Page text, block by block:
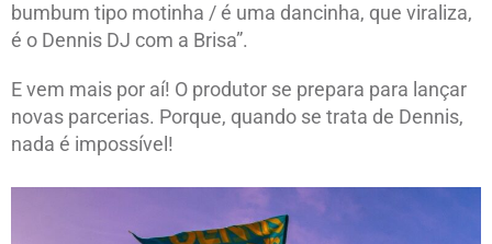
bumbum tipo motinha / é uma dancinha, que viraliza,
é o Dennis DJ com a Brisa”.
E vem mais por aí! O produtor se prepara para lançar
novas parcerias. Porque, quando se trata de Dennis,
nada é impossível!